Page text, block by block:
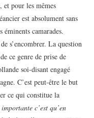
et pour les mêmes
est absolument sans
éminents camarades.
s’encombrer. La question
ce genre de prise de
soi-disant engagé
C’est peut-être le but
ce qui constitue la
c’est qu’en